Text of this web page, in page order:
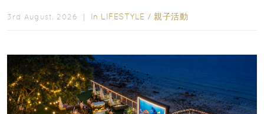
3rd August, 2026 ｜ In LIFESTYLE / 親子活動